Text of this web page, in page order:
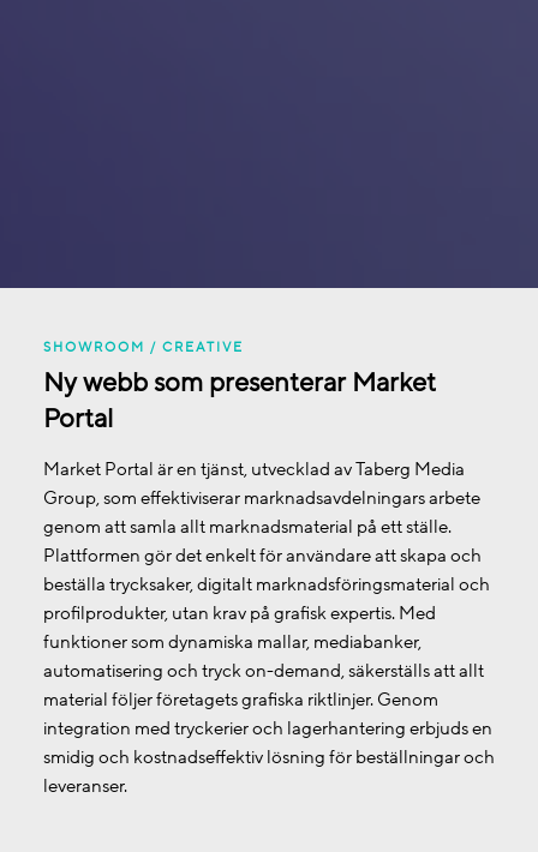
SHOWROOM / CREATIVE
Ny webb som presenterar Market
Portal
Market Portal är en tjänst, utvecklad av Taberg Media
Group, som effektiviserar marknadsavdelningars arbete
genom att samla allt marknadsmaterial på ett ställe.
Plattformen gör det enkelt för användare att skapa och
beställa trycksaker, digitalt marknadsföringsmaterial och
profilprodukter, utan krav på grafisk expertis. Med
funktioner som dynamiska mallar, mediabanker,
automatisering och tryck on-demand, säkerställs att allt
material följer företagets grafiska riktlinjer. Genom
integration med tryckerier och lagerhantering erbjuds en
smidig och kostnadseffektiv lösning för beställningar och
leveranser.